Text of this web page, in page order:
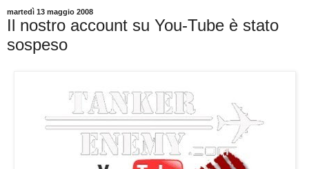
martedì 13 maggio 2008
Il nostro account su You-Tube è stato
sospeso